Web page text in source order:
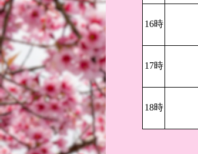
16時
17時
18時